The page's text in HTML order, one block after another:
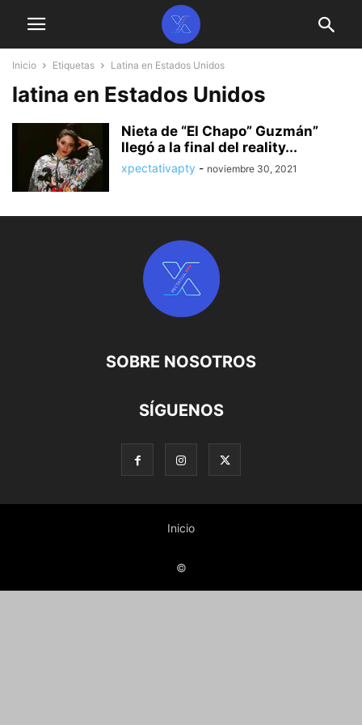
Inicio Etiquetas Latina en Estados Unidos
latina en Estados Unidos
Nieta de “El Chapo” Guzmán”
llegó a la final del reality...
xpectativapty - noviembre 30, 2021
SOBRE NOSOTROS
SÍGUENOS
Inicio
©